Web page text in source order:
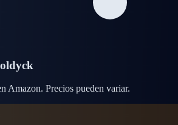
Amazon. Precios pueden variar.